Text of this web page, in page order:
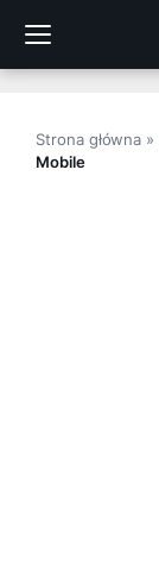
treści
Strona główna »
Mobile